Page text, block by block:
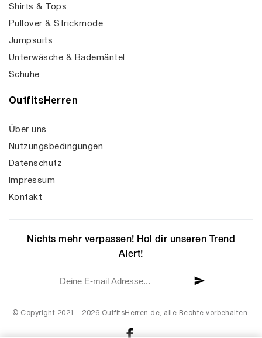
Shirts & Tops
Pullover & Strickmode
Jumpsuits
Unterwäsche & Bademäntel
Schuhe
OutfitsHerren
Über uns
Nutzungsbedingungen
Datenschutz
Impressum
Kontakt
© Copyright 2021 - 2026 OutfitsHerren.de, alle Rechte vorbehalten.
Nichts mehr verpassen! Hol dir unseren Trend
Alert!